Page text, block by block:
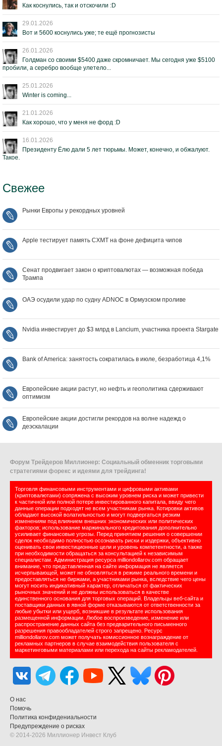
Как коснулись, так и отскочили :D
29.01.2026
Вот и 5600 коснулись уже; те ещё прогнозисты
26.01.2026
Голдман со своими $5400 даже скромничает. Мы сегодня уже $5100
пробили, а серебро вообще улетело...
25.01.2026
Winter is coming...
21.01.2026
Как хорошо, что у меня не форд :D
16.01.2026
Президенту Ёлю дали 5 лет тюрьмы. Может, конечно, и обжалуют.
Такое.
Свежее
Рынки Европы у рекордных уровней
Apple тестирует память CXMT на фоне дефицита чипов
Сенат продвигает закон о криптовалютах — возможная победа
Трампа
ОАЭ осудили удар по судну ADNOC в Ормузском проливе
Nvidia инвестирует до $3 млрд в Lancium, участника проекта Stargate
Bank of America: занятость сократилась в июле, безработица 4,1%
Европейские акции растут, но нефть и геополитика сдерживают
оптимизм
Европейские акции достигли рекордов на волне надежд о
деэскалации
Форум Трейдеров Миллионер: Социальный обменник торговыми
стратегиями форекс и идеями для трейдинга!
Торговля финансовыми инструментами и цифровыми активами
(криптовалютами) сопряжена с высоким уровнем риска и может привести
к частичной или полной потере инвестированного капитала, ввиду чего
данные операции подходят не всем участникам рынка. Котировки активов
обладают высокой волатильностью и могут подвергаться резким
изменениям под влиянием внешних экономических или политических
факторов; использование маржинального кредитования дополнительно
усиливает финансовые угрозы. Перед принятием решения о совершении
сделок необходимо полностью осознавать риски и издержки, объективно
оценивать свои инвестиционные цели и уровень компетентности, а также
при необходимости обращаться за консультацией к независимым
специалистам. Администрация ресурса milliondollarov.com обращает
внимание, что представленная на сайте информация не является
исчерпывающей, может не обновляться в режиме реального времени и
предоставляться не биржами, а участниками рынка, вследствие чего цены
могут носить индикативный характер, отличаться от фактических
рыночных значений и не должны использоваться в качестве
единственного основания для торговых операций. Владельцы веб-сайта и
поставщики данных в явной форме отказываются от ответственности за
любые убытки или ущерб, возникшие в результате использования
размещенной информации. Любое воспроизведение, изменение или
распространение данных сайта без предварительного письменного
разрешения правообладателей строго запрещено. Ресурс
milliondollarov.com может получать комиссионное вознаграждение от
рекламных партнеров в случае взаимодействия пользователя с
маркетинговыми материалами или перехода на сайты рекламодателей.
О нас
Помочь
Политика конфидениальности
Предупреждение о рисках
© 2014-2026 Миллионер Инвест Клуб